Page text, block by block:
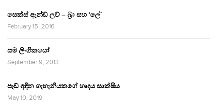
සෙක්ස් ඇන්ඩ් ලව් – බ්‍රා සහ ‘ලේ’
February 15, 2016
සම ලිංගිකයෝ
September 9, 2013
පෑඩ් අඳින ගැහැනියකගේ හෘදය සාක්ෂිය
May 10, 2019